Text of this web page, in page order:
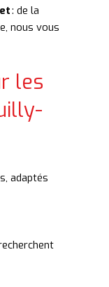
: de la
nous vous
les
adaptés